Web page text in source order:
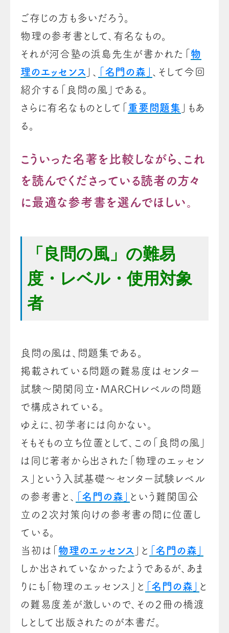
ご存じの方も多いだろう。
物理の参考書として、有名なもの。
それが河合塾の浜島先生が書かれた「 物
理のエッセンス 」、 「名門の森」
、そして今回
紹介する「良問の風」である。
さらに有名なものとして「 重要問題集 」もあ
る。
こういった名著を比較しながら、これ
を読んでくださっている読者の方々
に最適な参考書を選んでほしい。
「良問の風」の難易
度・レベル・使用対象
者
良問の風は、問題集である。
掲載されている問題の難易度はセンター
試験～関関同立・MARCHレベルの問題
で構成されている。
ゆえに、初学者には向かない。
そもそもの立ち位置として、この「良問の風」
は同じ著者から出された「物理のエッセン
ス」という入試基礎～センター試験レベル
の参考書と、
「名門の森」 という難関国公
立の２次対策向けの参考書の間に位置し
ている。
当初は「 物理のエッセンス 」と 「名門の森」
しか出されていなかったようであるが、あま
りにも「物理のエッセンス」と 「名門の森」 と
の難易度差が激しいので、その２冊の橋渡
しとして出版されたのが本書だ。